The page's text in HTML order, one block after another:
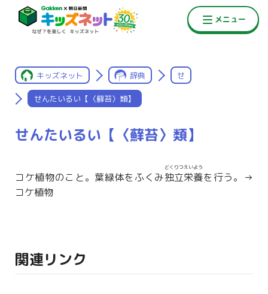
キッズネット 辞典 せ
せんたいるい【〈蘚苔〉類】
せんたいるい【〈蘚苔〉類】
コケ植物のこと。葉緑体をふくみ独立栄養
どくりつえいよう
を行う。→
コケ植物
関連リンク